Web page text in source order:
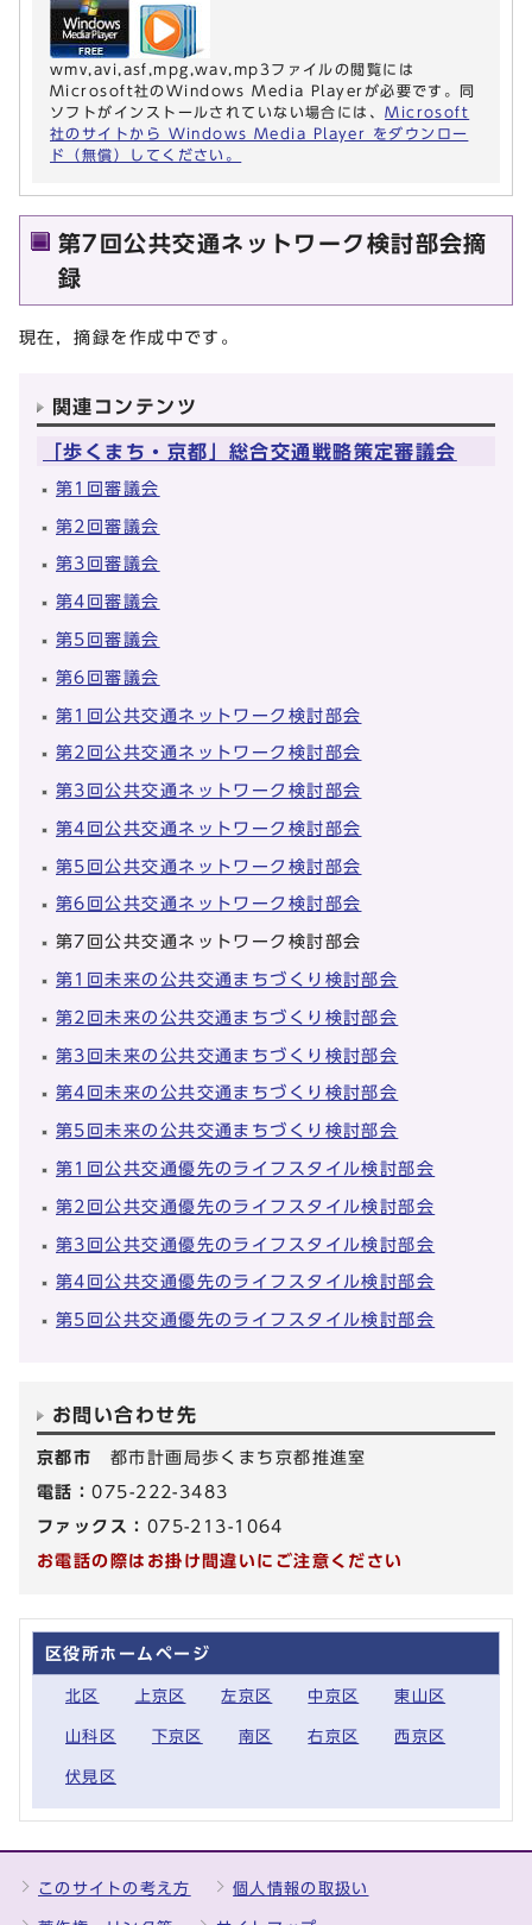
wmv,avi,asf,mpg,wav,mp3ファイルの閲覧には
Microsoft社のWindows Media Playerが必要です。同
ソフトがインストールされていない場合には、Microsoft
社のサイトから Windows Media Player をダウンロー
ド（無償）してください。
第7回公共交通ネットワーク検討部会摘
録
現在，摘録を作成中です。
関連コンテンツ
「歩くまち・京都」総合交通戦略策定審議会
第1回審議会
第2回審議会
第3回審議会
第4回審議会
第5回審議会
第6回審議会
第1回公共交通ネットワーク検討部会
第2回公共交通ネットワーク検討部会
第3回公共交通ネットワーク検討部会
第4回公共交通ネットワーク検討部会
第5回公共交通ネットワーク検討部会
第6回公共交通ネットワーク検討部会
第7回公共交通ネットワーク検討部会
第1回未来の公共交通まちづくり検討部会
第2回未来の公共交通まちづくり検討部会
第3回未来の公共交通まちづくり検討部会
第4回未来の公共交通まちづくり検討部会
第5回未来の公共交通まちづくり検討部会
第1回公共交通優先のライフスタイル検討部会
第2回公共交通優先のライフスタイル検討部会
第3回公共交通優先のライフスタイル検討部会
第4回公共交通優先のライフスタイル検討部会
第5回公共交通優先のライフスタイル検討部会
お問い合わせ先
京都市 都市計画局歩くまち京都推進室
電話：075-222-3483
ファックス： 075-213-1064
お電話の際はお掛け間違いにご注意ください
区役所ホームページ
北区 上京区 左京区 中京区 東山区
山科区 下京区 南区 右京区 西京区
伏見区
このサイトの考え方 個人情報の取扱い